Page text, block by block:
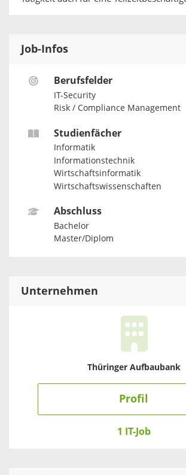
Job-Infos
Berufsfelder
IT-Security
Risk / Compliance Management
Studienfächer
Informatik
Informationstechnik
Wirtschaftsinformatik
Wirtschaftswissenschaften
Abschluss
Bachelor
Master/Diplom
Unternehmen
Thüringer Aufbaubank
Profil
1 IT-Job